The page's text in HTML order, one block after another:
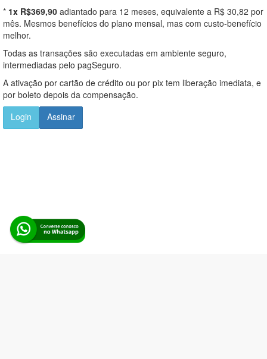
* 1x R$369,90 adiantado para 12 meses, equivalente a R$ 30,82 por
mês. Mesmos benefícios do plano mensal, mas com custo-benefício
melhor.
Todas as transações são executadas em ambiente seguro,
intermediadas pelo pagSeguro.
A ativação por cartão de crédito ou por pix tem liberação imediata, e
por boleto depois da compensação.
Login
Assinar